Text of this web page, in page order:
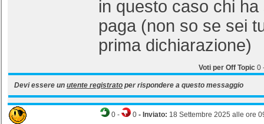
in questo caso chi
paga (non so se sei
prima dichiarazione)
Voti per Off Topic 0
Devi essere un utente registrato per rispondere a questo messaggio
0 - 0 - Inviato: 18 Settembre 2025 alle ore